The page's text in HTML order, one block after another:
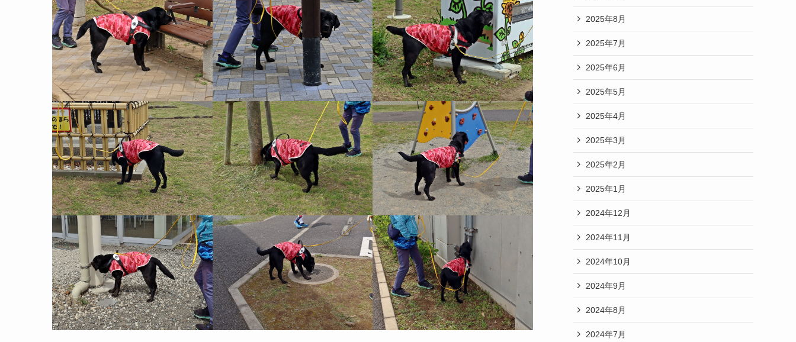
2025年8月
2025年7月
2025年6月
2025年5月
2025年4月
2025年3月
2025年2月
2025年1月
2024年12月
2024年11月
2024年10月
2024年9月
2024年8月
2024年7月